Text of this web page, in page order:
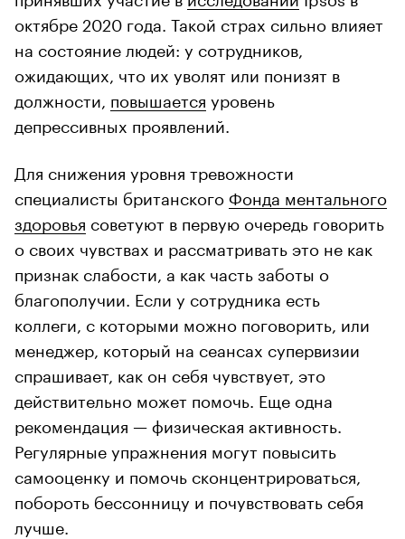
октябре 2020 года. Такой страх сильно влияет
на состояние людей: у сотрудников,
ожидающих, что их уволят или понизят в
должности, повышается уровень
депрессивных проявлений.
Для снижения уровня тревожности
специалисты британскогоФонда ментального
здоровья советуют в первую очередь говорить
о своих чувствах и рассматривать это не как
признак слабости, а как часть заботы о
благополучии. Если у сотрудника есть
коллеги, с которыми можно поговорить, или
менеджер, который на сеансах супервизии
спрашивает, как он себя чувствует, это
действительно может помочь. Еще одна
рекомендация — физическая активность.
Регулярные упражнения могут повысить
самооценку и помочь сконцентрироваться,
побороть бессонницу и почувствовать себя
лучше.